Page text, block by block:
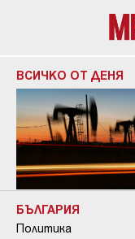
ВСИЧКО ОТ ДЕНЯ
БЪЛГАРИЯ
Политика